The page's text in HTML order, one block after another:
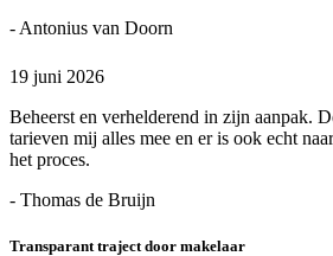
- Antonius van Doorn
19 juni 2026
Beheerst en verhelderend in zijn aanpak.
tarieven mij alles mee en er is ook echt
het proces.
- Thomas de Bruijn
Transparant traject door makelaar